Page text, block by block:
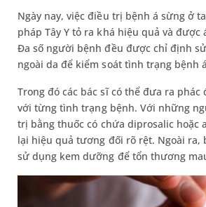
Ngày nay, việc điều trị bệnh á sừng ở
pháp Tây Y tỏ ra khá hiệu quả và được
Đa số người bệnh đều được chỉ định
ngoài da để kiểm soát tình trạng bệnh
Trong đó các bác sĩ có thể đưa ra
với từng tình trạng bệnh. Với những
trị bằng thuốc có chứa diprosalic hoặc
lại hiệu quả tương đối rõ rệt. Ngoài ra,
sử dụng kem dưỡng để tổn thương